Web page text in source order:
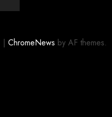
| ChromeNews by AF themes.